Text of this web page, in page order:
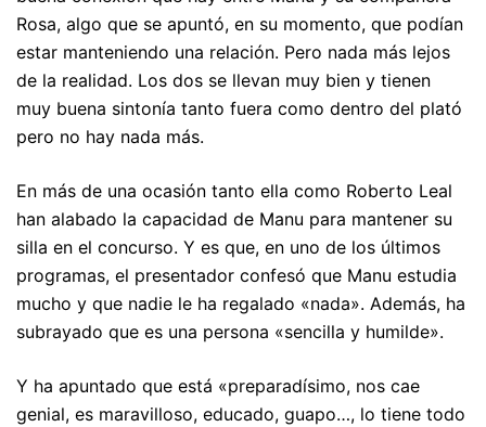
Rosa, algo que se apuntó, en su momento, que podían
estar manteniendo una relación. Pero nada más lejos
de la realidad. Los dos se llevan muy bien y tienen
muy buena sintonía tanto fuera como dentro del plató
pero no hay nada más.
En más de una ocasión tanto ella como Roberto Leal
han alabado la capacidad de Manu para mantener su
silla en el concurso. Y es que, en uno de los últimos
programas, el presentador confesó que Manu estudia
mucho y que nadie le ha regalado «nada». Además, ha
subrayado que es una persona «sencilla y humilde».
Y ha apuntado que está «preparadísimo, nos cae
genial, es maravilloso, educado, guapo…, lo tiene todo